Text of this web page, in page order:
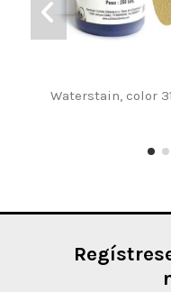
Waterstain, color